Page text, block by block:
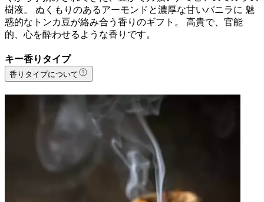
樹液。 ぬくもりのあるアーモンドと濃厚な甘いバニラに 魅
惑的なトンカ豆が絡み合う香りのギフト。 高貴で、官能
的、心を酔わせるような香りです。
キー香りタイプ
香りタイプについて